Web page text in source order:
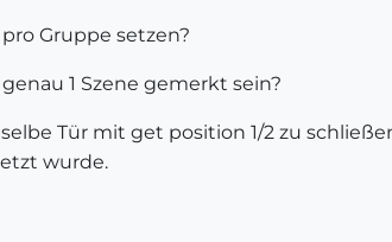
Gruppe setzen?
1 Szene gemerkt sein?
Tür mit get position 1/2 zu
wurde.